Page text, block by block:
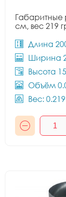
Габаритные
см, вес 219
Длина
Ширина
Высота
Объём
Вес: 0.219